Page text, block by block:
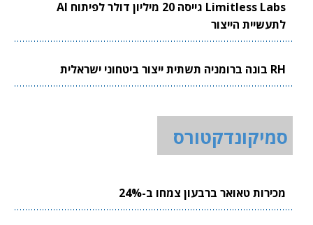
Limitless Labs גייסה 20 מיליון דולר לפיתוח AI
לתעשיית הייצור
RH בונה ברומניה תשתית ייצור ביטחוני ישראלית
סמיקונדקטורס
מכירות טאואר ברבעון צמחו ב-24%